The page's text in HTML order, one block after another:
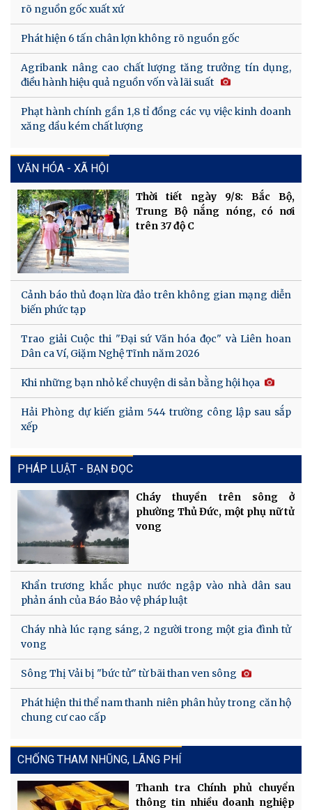
rõ nguồn gốc xuất xứ
Phát hiện 6 tấn chân lợn không rõ nguồn gốc
Agribank nâng cao chất lượng tăng trưởng tín dụng,
điều hành hiệu quả nguồn vốn và lãi suất
Phạt hành chính gần 1,8 tỉ đồng các vụ việc kinh doanh
xăng dầu kém chất lượng
VĂN HÓA - XÃ HỘI
Thời tiết ngày 9/8: Bắc Bộ,
Trung Bộ nắng nóng, có nơi
trên 37 độ C
Cảnh báo thủ đoạn lừa đảo trên không gian mạng diễn
biến phức tạp
Trao giải Cuộc thi "Đại sứ Văn hóa đọc" và Liên hoan
Dân ca Ví, Giặm Nghệ Tĩnh năm 2026
Khi những bạn nhỏ kể chuyện di sản bằng hội họa
Hải Phòng dự kiến giảm 544 trường công lập sau sắp
xếp
PHÁP LUẬT - BẠN ĐỌC
Cháy thuyền trên sông ở
phường Thủ Đức, một phụ nữ tử
vong
Khẩn trương khắc phục nước ngập vào nhà dân sau
phản ánh của Báo Bảo vệ pháp luật
Cháy nhà lúc rạng sáng, 2 người trong một gia đình tử
vong
Sông Thị Vải bị "bức tử" từ bãi than ven sông
Phát hiện thi thể nam thanh niên phân hủy trong căn hộ
chung cư cao cấp
CHỐNG THAM NHŨNG, LÃNG PHÍ
Thanh tra Chính phủ chuyển
thông tin nhiều doanh nghiệp